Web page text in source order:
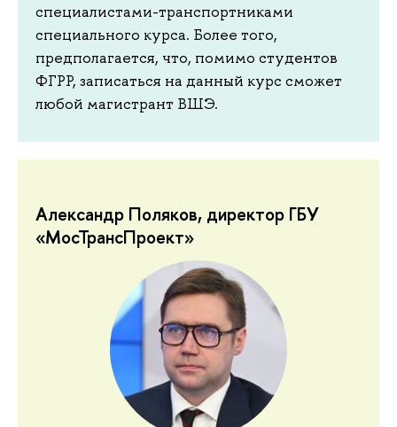
специалистами-транспортниками
специального курса. Более того,
предполагается, что, помимо студентов
ФГРР, записаться на данный курс сможет
любой магистрант ВШЭ.
Александр Поляков, директор ГБУ
«МосТрансПроект»